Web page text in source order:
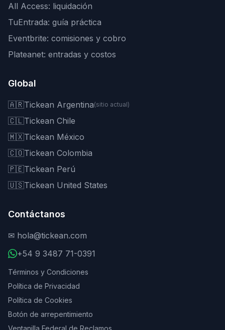
All Access: liquidación
TuEntrada: guía práctica
Eventbrite: comisiones y cobro
Plateanet: entradas y costos
Global
🇦🇷Tickean Argentina(sitio actual)
🇨🇱Tickean Chile
🇲🇽Tickean México
🇨🇴Tickean Colombia
🇵🇪Tickean Perú
🇺🇸Tickean United States
Contáctanos
✉ hola@tickean.com
+54 9 3487 71-0391
Términos y Condiciones
Política de Privacidad
Política de Cookies
Botón de arrepentimiento
Ventanilla Federal de Reclamos